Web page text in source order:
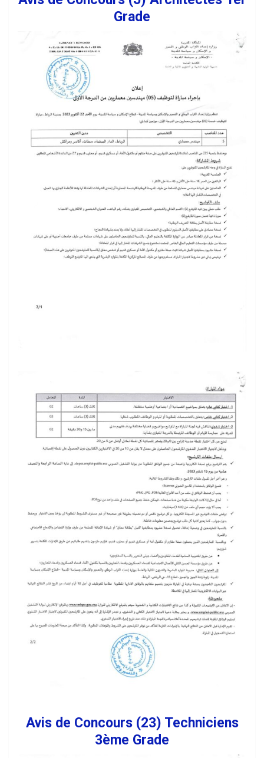
Grade
Avis de Concours (23) Techniciens
3ème Grade